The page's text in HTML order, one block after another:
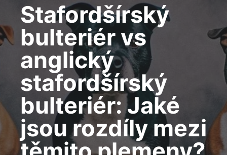
Stafordšírský
bulteriér vs
anglický
stafordšírský
bulteriér: Jaké
jsou rozdíly mezi